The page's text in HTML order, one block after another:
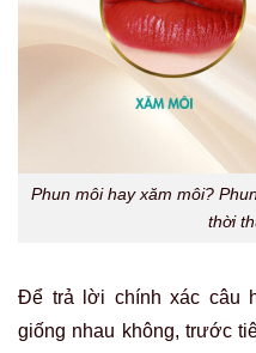
Phun môi hay xăm môi?
thời
Để trả lời chính xác câu
giống nhau không, trước